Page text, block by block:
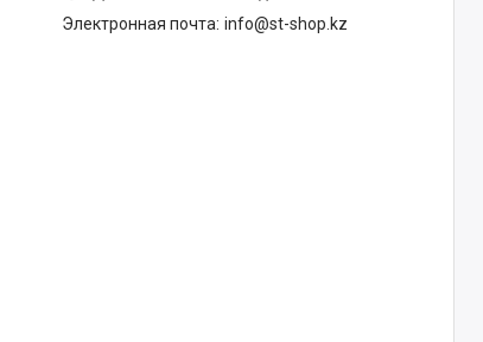
Электронная почта info@st-shop.kz